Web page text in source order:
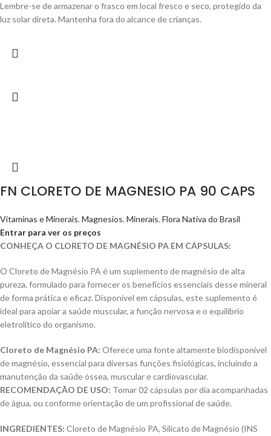
Lembre-se de armazenar o frasco em local fresco e seco, protegido da
luz solar direta. Mantenha fora do alcance de crianças.
FN CLORETO DE MAGNESIO PA 90 CAPS
Vitaminas e Minerais, Magnesios, Minerais, Flora Nativa do Brasil
Entrar para ver os preços
CONHEÇA O CLORETO DE MAGNÉSIO PA EM CÁPSULAS:
O Cloreto de Magnésio PA é um suplemento de magnésio de alta
pureza, formulado para fornecer os benefícios essenciais desse mineral
de forma prática e eficaz. Disponível em cápsulas, este suplemento é
ideal para apoiar a saúde muscular, a função nervosa e o equilíbrio
eletrolítico do organismo.
Cloreto de Magnésio PA: Oferece uma fonte altamente biodisponível
de magnésio, essencial para diversas funções fisiológicas, incluindo a
manutenção da saúde óssea, muscular e cardiovascular.
RECOMENDAÇÃO DE USO: Tomar 02 cápsulas por dia acompanhadas
de água, ou conforme orientação de um profissional de saúde.
INGREDIENTES: Cloreto de Magnésio PA, Silicato de Magnésio (INS